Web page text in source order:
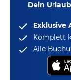
Dein
Exklusive
Komplett
Alle